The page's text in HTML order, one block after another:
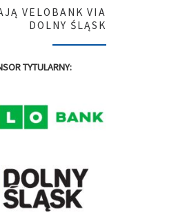
VELOBANK VIA
DOLNY ŚLĄSK
TYTULARNY: